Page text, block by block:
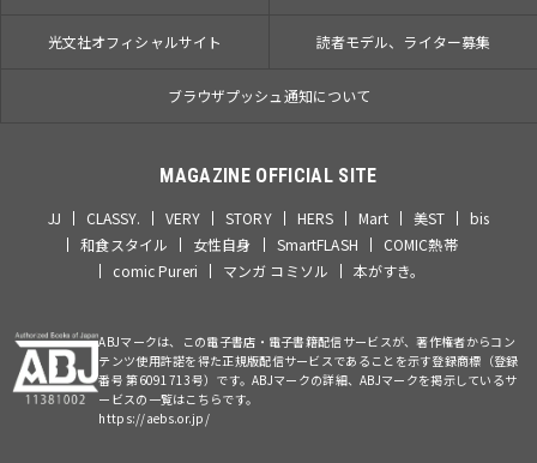
光文社オフィシャルサイト 読者モデル、ライター募集
ブラウザプッシュ通知について
MAGAZINE OFFICIAL SITE
JJ CLASSY. VERY STORY HERS Mart 美ST
bis
和食スタイル
女性自身 SmartFLASH
COMIC熱帯
comic Pureri
マンガ コミソル 本がすき。
ABJマークは、この電子書店・電子書籍配信サービスが、著作権者からコン
テンツ使用許諾を得た正規版配信サービスであることを示す登録商標（登録
番号 第6091713号）です。ABJマークの詳細、ABJマークを掲示しているサ
ービスの一覧はこちらです。
https://aebs.or.jp/